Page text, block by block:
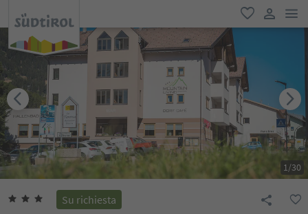
favoriti
user link
1/30
Su richiesta